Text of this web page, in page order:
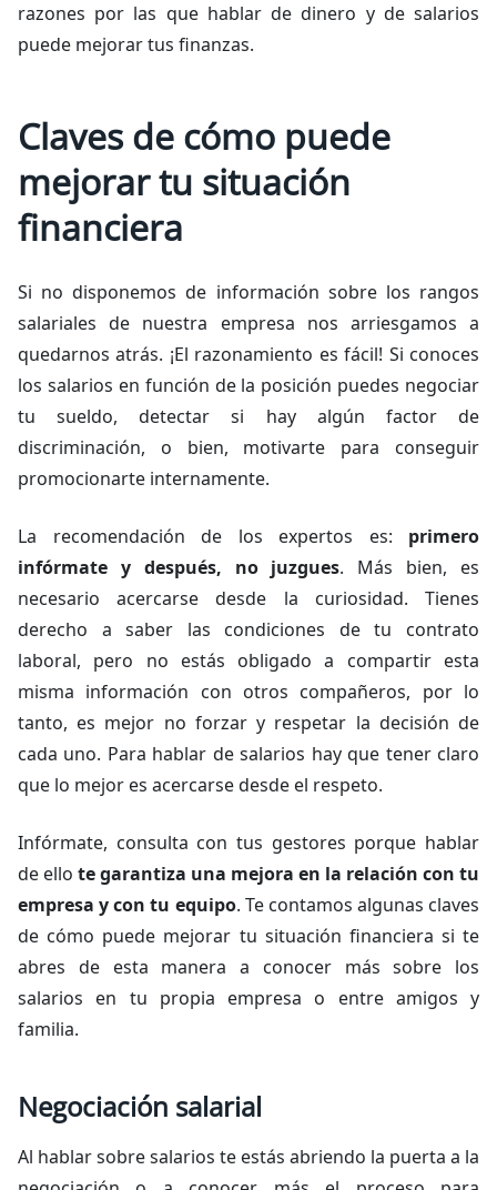
razones por las que hablar de dinero y de salarios
puede mejorar tus finanzas.
Claves de cómo puede
mejorar tu situación
financiera
Si no disponemos de información sobre los rangos
salariales de nuestra empresa nos arriesgamos a
quedarnos atrás. ¡El razonamiento es fácil! Si conoces
los salarios en función de la posición puedes negociar
tu sueldo, detectar si hay algún factor de
discriminación, o bien, motivarte para conseguir
promocionarte internamente.
La recomendación de los expertos es: primero
infórmate y después, no juzgues. Más bien, es
necesario acercarse desde la curiosidad. Tienes
derecho a saber las condiciones de tu contrato
laboral, pero no estás obligado a compartir esta
misma información con otros compañeros, por lo
tanto, es mejor no forzar y respetar la decisión de
cada uno. Para hablar de salarios hay que tener claro
que lo mejor es acercarse desde el respeto.
Infórmate, consulta con tus gestores porque hablar
de ello te garantiza una mejora en la relación con tu
empresa y con tu equipo. Te contamos algunas claves
de cómo puede mejorar tu situación financiera si te
abres de esta manera a conocer más sobre los
salarios en tu propia empresa o entre amigos y
familia.
Negociación salarial
Al hablar sobre salarios te estás abriendo la puerta a la